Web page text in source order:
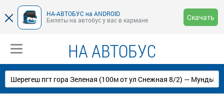
НА-АВТОБУС на ANDROID
Билеты на автобус у вас в кармане
Скачать
НА АВТОБУС